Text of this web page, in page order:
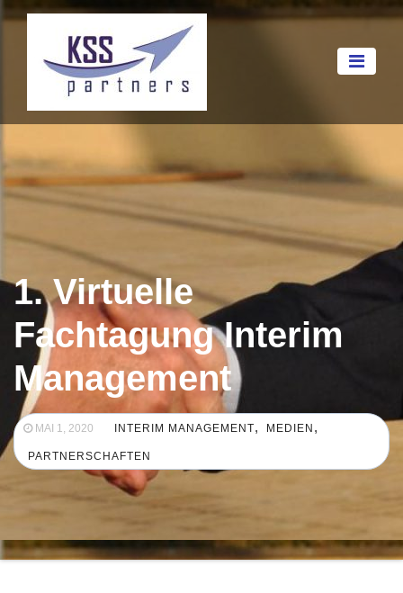
1. Virtuelle
Fachtagung Interim
Management
MAI 1, 2020 INTERIM MANAGEMENT, MEDIEN ,
PARTNERSCHAFTEN